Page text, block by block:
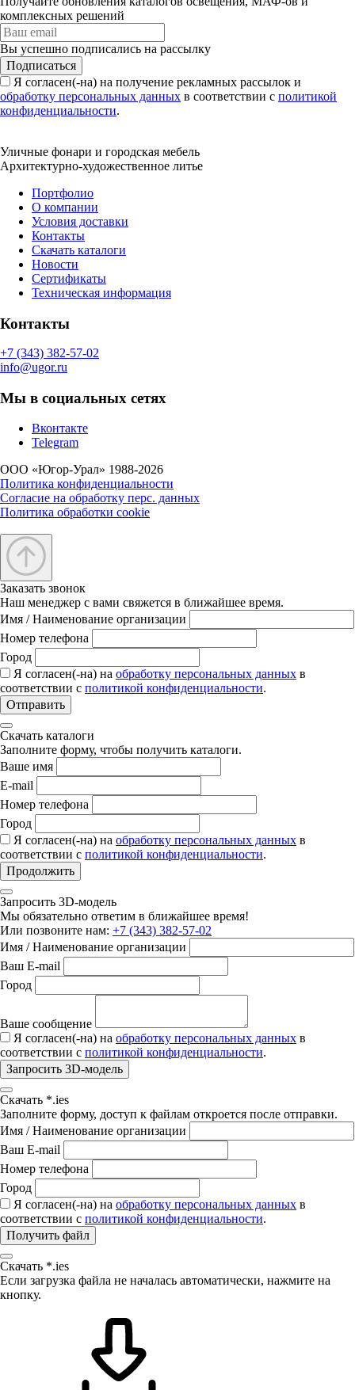
комплексных решений
Вы успешно подписались на рассылку
Подписаться
Я согласен(-на) на получение рекламных рассылок и
обработку персональных данных в соответствии с политикой
конфиденциальности.
Уличные фонари и городская мебель
Архитектурно-художественное литье
Портфолио
О компании
Условия доставки
Контакты
Скачать каталоги
Новости
Сертификаты
Техническая информация
Контакты
+7 (343) 382-57-02
info@ugor.ru
Мы в социальных сетях
Вконтакте
Telegram
ООО «Югор-Урал» 1988-2026
Политика конфиденциальности
Согласие на обработку перс. данных
Политика обработки cookie
Заказать звонок
Наш менеджер с вами свяжется в ближайшее время.
Имя / Наименование организации
Номер телефона
Город
Я согласен(-на) на обработку персональных данных в
соответствии с политикой конфиденциальности.
Отправить
Скачать каталоги
Заполните форму, чтобы получить каталоги.
Ваше имя
E-mail
Номер телефона
Город
Я согласен(-на) на обработку персональных данных в
соответствии с политикой конфиденциальности.
Продолжить
Запросить 3D-модель
Мы обязательно ответим в ближайшее время!
Или позвоните нам: +7 (343) 382-57-02
Имя / Наименование организации
Ваш E-mail
Город
Ваше сообщение
Я согласен(-на) на обработку персональных данных в
соответствии с политикой конфиденциальности.
Запросить 3D-модель
Скачать *.ies
Заполните форму, доступ к файлам откроется после отправки.
Имя / Наименование организации
Ваш E-mail
Номер телефона
Город
Я согласен(-на) на обработку персональных данных в
соответствии с политикой конфиденциальности.
Получить файл
Скачать *.ies
Если загрузка файла не началась автоматически, нажмите на
кнопку.